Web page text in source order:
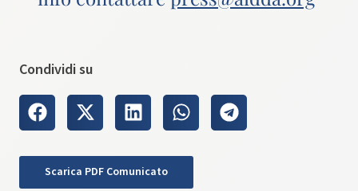
Condividi su
Scarica PDF Comunicato